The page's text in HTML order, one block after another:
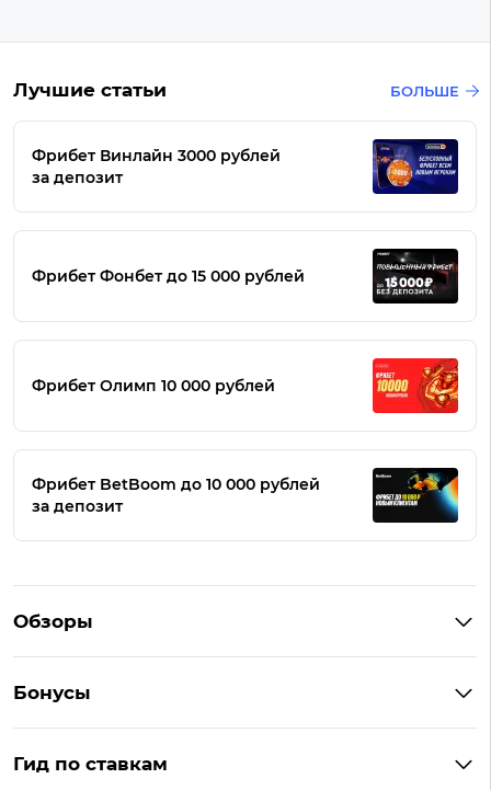
Лучшие статьи БОЛЬШЕ
Фрибет Винлайн 3000 рублей
за депозит
Фрибет Фонбет до 15 000 рублей
Фрибет Олимп 10 000 рублей
Фрибет BetBoom до 10 000 рублей
за депозит
Обзоры
BetBoom
Бонусы
Бонусы BetBoom
Гид по ставкам